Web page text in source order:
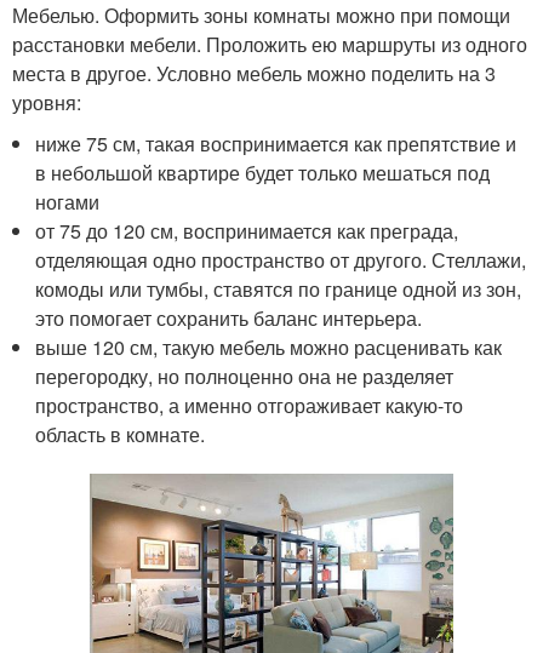
Мебелью. Оформить зоны комнаты можно при помощи
расстановки мебели. Проложить ею маршруты из одного
места в другое. Условно мебель можно поделить на 3
уровня:
ниже 75 см, такая воспринимается как препятствие и
в небольшой квартире будет только мешаться под
ногами
от 75 до 120 см, воспринимается как преграда,
отделяющая одно пространство от другого. Стеллажи,
комоды или тумбы, ставятся по границе одной из зон,
это помогает сохранить баланс интерьера.
выше 120 см, такую мебель можно расценивать как
перегородку, но полноценно она не разделяет
пространство, а именно отгораживает какую-то
область в комнате.